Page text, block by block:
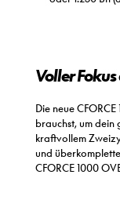
Voller
Die neue
brauchst, um dein
kraftvollem
und
CFORCE 1000